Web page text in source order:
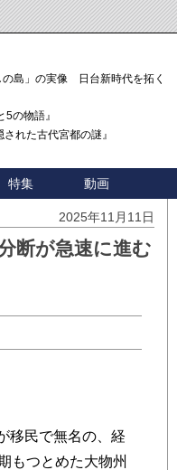
島」の実像 日台新時代を拓く「3
の物語』
れた古代宮都の謎』
特集 動画
2025年11月11日
断が急速に進む
移民で無名の、経
もつとめた大物州